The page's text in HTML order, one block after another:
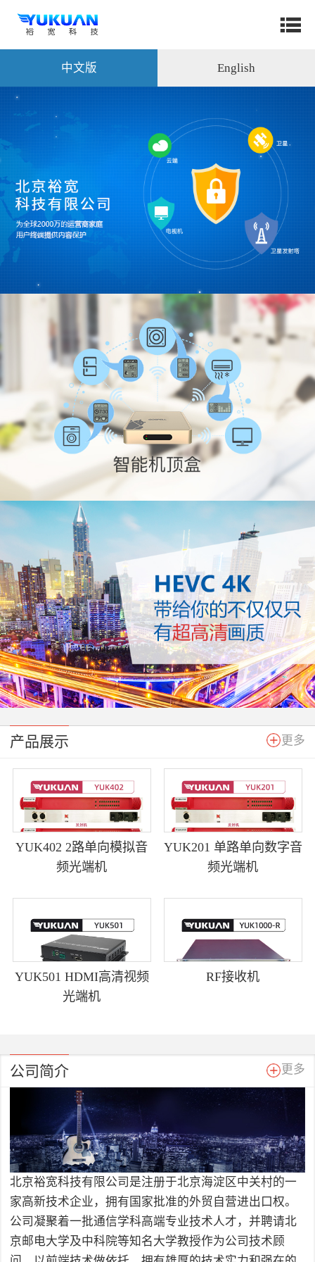
中文版 English
产品展示 更多
YUK402 2路单向模拟音
频光端机
YUK201 单路单向数字音
频光端机
YUK501 HDMI高清视频
光端机
RF接收机
公司简介 更多
北京裕宽科技有限公司是注册于北京海淀区中关村的一
家高新技术企业，拥有国家批准的外贸自营进出口权。
公司凝聚着一批通信学科高端专业技术人才，并聘请北
京邮电大学及中科院等知名大学教授作为公司技术顾